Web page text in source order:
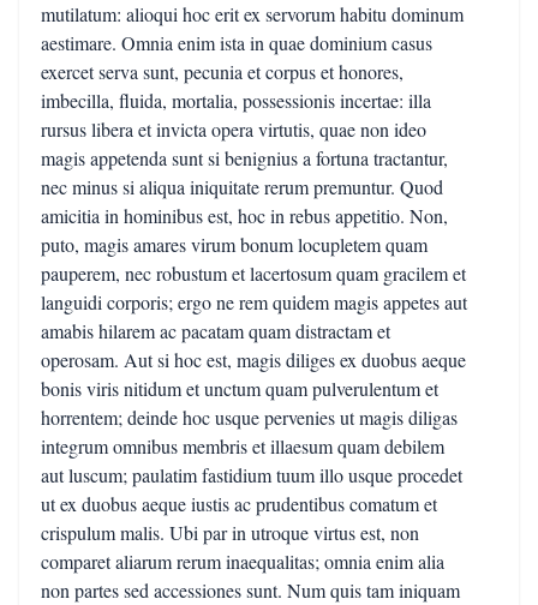
mutilatum: alioqui hoc erit ex servorum habitu dominum
aestimare. Omnia enim ista in quae dominium casus
exercet serva sunt, pecunia et corpus et honores,
imbecilla, fluida, mortalia, possessionis incertae: illa
rursus libera et invicta opera virtutis, quae non ideo
magis appetenda sunt si benignius a fortuna tractantur,
nec minus si aliqua iniquitate rerum premuntur. Quod
amicitia in hominibus est, hoc in rebus appetitio. Non,
puto, magis amares virum bonum locupletem quam
pauperem, nec robustum et lacertosum quam gracilem et
languidi corporis; ergo ne rem quidem magis appetes aut
amabis hilarem ac pacatam quam distractam et
operosam. Aut si hoc est, magis diliges ex duobus aeque
bonis viris nitidum et unctum quam pulverulentum et
horrentem; deinde hoc usque pervenies ut magis diligas
integrum omnibus membris et illaesum quam debilem
aut luscum; paulatim fastidium tuum illo usque procedet
ut ex duobus aeque iustis ac prudentibus comatum et
crispulum malis. Ubi par in utroque virtus est, non
comparet aliarum rerum inaequalitas; omnia enim alia
non partes sed accessiones sunt. Num quis tam iniquam